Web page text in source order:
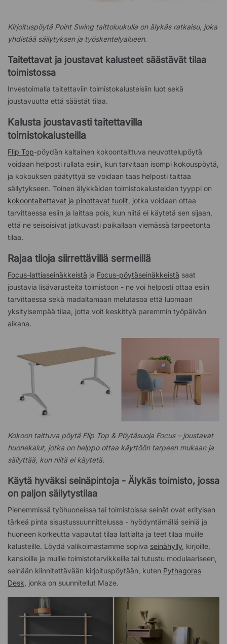
Kirjoituspöytä Point Swing taittoluukulla on älykäs ratkaisu, joka
yhdistää säilytyksen ja työskentelyalueen.
Taitettavat ja joustavat kalusteet säästävät tilaa
toimistossa
Investoimalla taitettaviin toimistokalusteisiin luot sekä
joustavuutta että säästät tilaa.
Kalusta joustavasti taitettavilla
toimistokalusteilla
Flip Top-pöydän kaltainen kokoontaittuva neuvottelupöytä
voidaan helposti rullata esiin, kun tarvitaan isompi kokouspöytä,
ja kokouksen päätyttyä se voidaan taas helposti taittaa
säilytykseen. Toinen älykkäiden toimistokalusteiden tyyppi on
kokoontaitettavat ja pinottavat tuolit , jotka voidaan ottaa
tarvittaessa esiin ja laittaa pois, kun niitä ei käytetä sen sijaan,
että ne seisoisivat jatkuvasti paikallaan viemässä tarpeetonta
tilaa.
Rajaa tiloja siirrettävillä sermeillä
Focus-lattiaseinäkkeistä ja Focus-pöytäseinäkkeistä saat
joustavia lisävarusteita toimistoon - ne voi helposti ottaa esiin
tarvittaessa sekä madaltamaan melutasoa että luomaan
yksityisempää tilaa, jotta voit keskittyä paremmin työpäivän
aikana.
Kokoon taittuva pöytä Flip Top & Pöytäsuoja Focus – joustavat
huonekalut, jotka on helppo ottaa käyttöön tarpeen mukaan ja
säilyttää, kun niitä ei käytetä.
Käytä hyväksi seinäpintoja - Älykäs toimisto, jossa
on paljon säilytystilaa
Pienemmissä työhuoneissa tai toimistoissa seinät ovat erityisen
tärkeä pinta sisustussuunnittelussa - hyödyntämällä seiniä ja
huoneen korkeutta vapautat tilaa lattialta ja teet tilaa muille
kalusteille. Löydä valikoimastamme sopiva seinähylly, kirjoille,
kansioille ja muille toimistotarvikkeille tai tutustu modulaariseen,
seinään kiinnitettävään kirjoituspöytään, kuten Pythagoras
Desk , jonka on suunnitellut Maze.